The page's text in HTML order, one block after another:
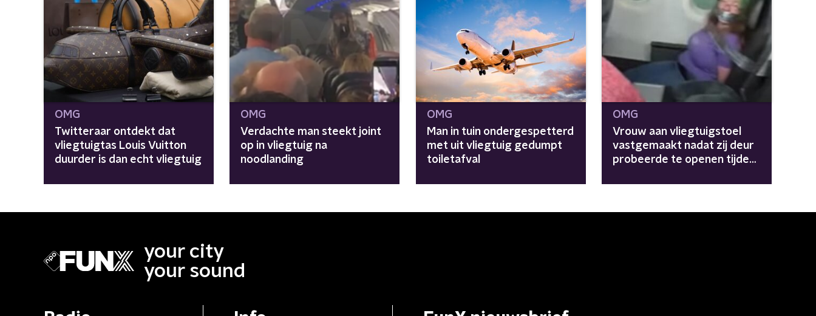
OMG
Twitteraar ontdekt dat
vliegtuigtas Louis Vuitton
duurder is dan echt vliegtuig
OMG
Verdachte man steekt joint
op in vliegtuig na
noodlanding
OMG
Man in tuin ondergespetterd
met uit vliegtuig gedumpt
toiletafval
OMG
Vrouw aan vliegtuigstoel
vastgemaakt nadat zij deur
probeerde te openen tijdens
your city
your sound